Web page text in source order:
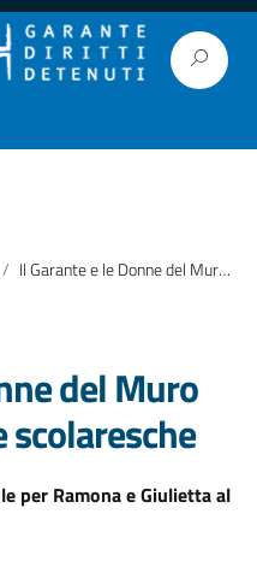
Il Garante e le Donne del Muro Alto incontrano le scolaresche
del Muro
per Ramona e Giulietta al